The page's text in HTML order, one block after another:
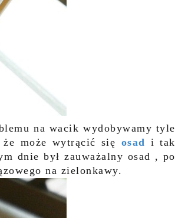
na wacik wydobywamy tyle
może wytrącić się osad i tak
dnie był zauważalny osad , po
na zielonkawy.